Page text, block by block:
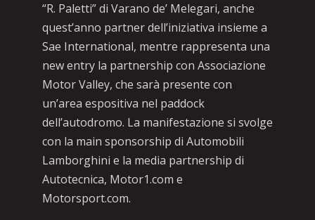
“R. Paletti” di Varano de’ Melegari, anche
quest’anno partner dell’iniziativa insieme a
Sae International, mentre rappresenta una
new entry la partnership con Associazione
Motor Valley, che sarà presente con
un’area espositiva nel paddock
dell’autodromo. La manifestazione si svolge
con la main sponsorship di Automobili
Lamborghini e la media partnership di
Autotecnica, Motor1.com e
Motorsport.com.